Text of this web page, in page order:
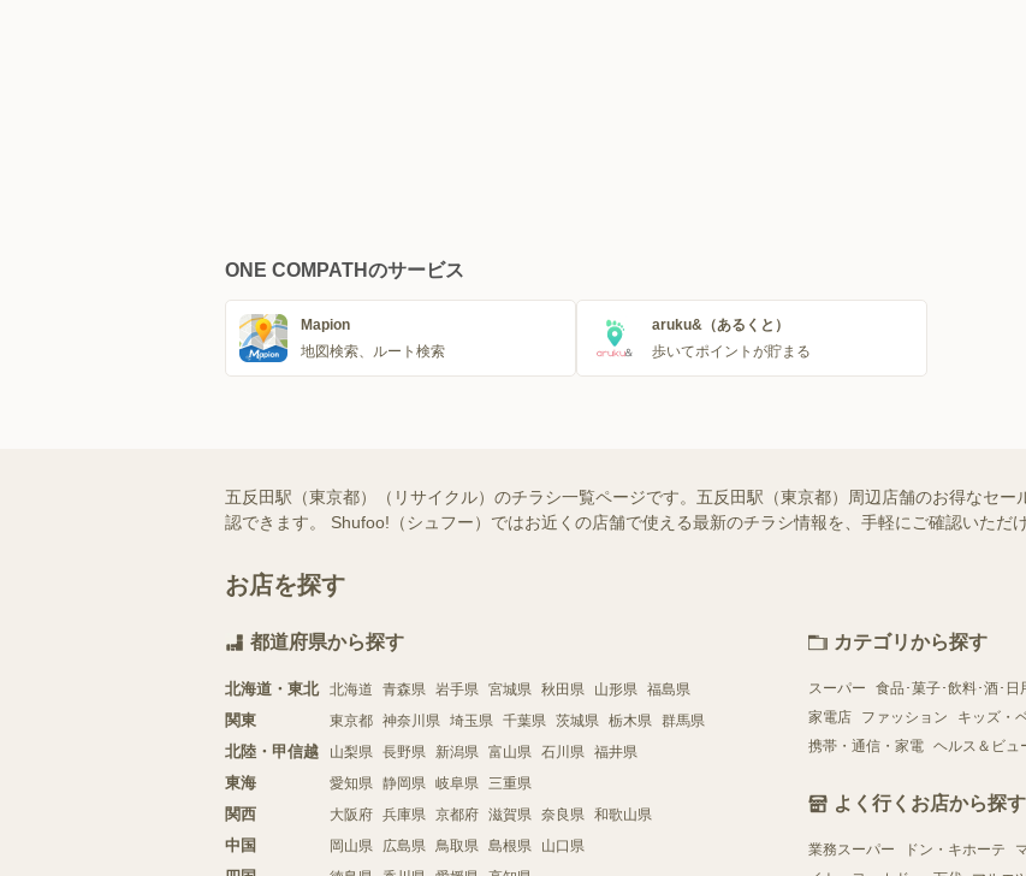
ONE COMPATHのサービス
Mapion
地図検索、ルート検索
aruku&（あるくと）
歩いてポイントが貯まる
五反田駅（東京都）（リサイクル）のチラシ一覧ページです。五反田駅（東京都）周辺店舗のお得なセ
認できます。 Shufoo!（シュフー）ではお近くの店舗で使える最新のチラシ情報を、手軽にご確認いただ
お店を探す
都道府県から探す
北海道・東北 北海道 青森県 岩手県 宮城県 秋田県 山形県 福島県
関東 東京都 神奈川県 埼玉県 千葉県 茨城県 栃木県 群馬県
北陸・甲信越 山梨県 長野県 新潟県 富山県 石川県 福井県
東海 愛知県 静岡県 岐阜県 三重県
関西 大阪府 兵庫県 京都府 滋賀県 奈良県 和歌山県
中国 岡山県 広島県 鳥取県 島根県 山口県
カテゴリから探す
スーパー 食品･菓子･飲料･酒･日
家電店
ファッション キッズ・
携帯・通信・家電 ヘルス＆ビュ
よく行くお店から探す
業務スーパー ドン・キホーテ